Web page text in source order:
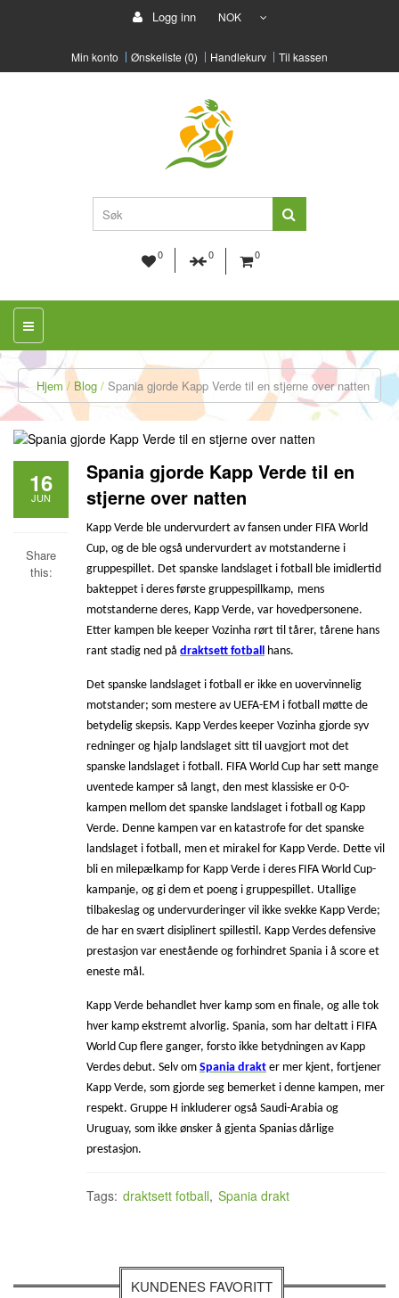
Logg inn NOK
Min konto Ønskeliste (0) Handlekurv Til kassen
0 0 0
Hjem Blog Spania gjorde Kapp Verde til en stjerne over natten
16
JUN
Share
this:
Spania gjorde Kapp Verde til en
stjerne over natten
Kapp Verde ble undervurdert av fansen under FIFA World
Cup, og de ble også undervurdert av motstanderne i
gruppespillet. Det spanske landslaget i fotball ble imidlertid
bakteppet i deres første gruppespillkamp, mens
motstanderne deres, Kapp Verde, var hovedpersonene.
Etter kampen ble keeper Vozinha rørt til tårer, tårene hans
rant stadig ned på draktsett fotball hans.
Det spanske landslaget i fotball er ikke en uovervinnelig
motstander; som mestere av UEFA-EM i fotball møtte de
betydelig skepsis. Kapp Verdes keeper Vozinha gjorde syv
redninger og hjalp landslaget sitt til uavgjort mot det
spanske landslaget i fotball. FIFA World Cup har sett mange
uventede kamper så langt, den mest klassiske er 0-0-
kampen mellom det spanske landslaget i fotball og Kapp
Verde. Denne kampen var en katastrofe for det spanske
landslaget i fotball, men et mirakel for Kapp Verde. Dette vil
bli en milepælkamp for Kapp Verde i deres FIFA World Cup-
kampanje, og gi dem et poeng i gruppespillet. Utallige
tilbakeslag og undervurderinger vil ikke svekke Kapp Verde;
de har en svært disiplinert spillestil. Kapp Verdes defensive
prestasjon var enestående og forhindret Spania i å score et
eneste mål.
Kapp Verde behandlet hver kamp som en finale, og alle tok
hver kamp ekstremt alvorlig. Spania, som har deltatt i FIFA
World Cup flere ganger, forsto ikke betydningen av Kapp
Verdes debut. Selv om Spania drakt er mer kjent, fortjener
Kapp Verde, som gjorde seg bemerket i denne kampen, mer
respekt. Gruppe H inkluderer også Saudi-Arabia og
Uruguay, som ikke ønsker å gjenta Spanias dårlige
prestasjon.
Tags: draktsett fotball, Spania drakt
KUNDENES FAVORITT